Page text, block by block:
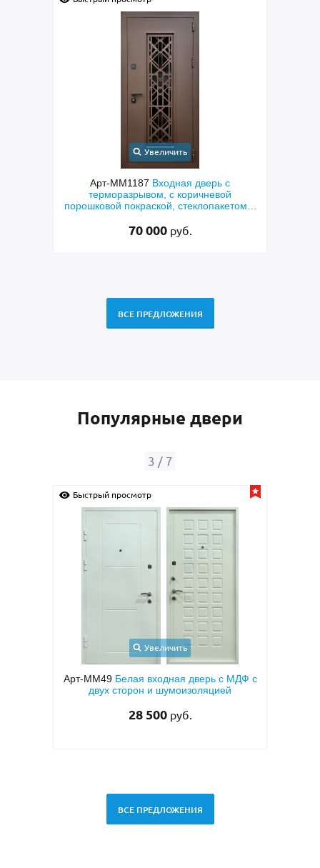
Входная дверь с
с коричневой
стеклопакетом и
Арт-ММ1384
металлофиленкой, бугельной
порошковым напылением
ВСЕ ПРЕДЛОЖЕНИЯ
Популярные двери
4 / 7
входная дверь с МДФ с
и шумоизоляцией
Быстрый просмотр
Арт-ММ24Входная дверь с
напылением «серый шелк» и
ВСЕ ПРЕДЛОЖЕНИЯ